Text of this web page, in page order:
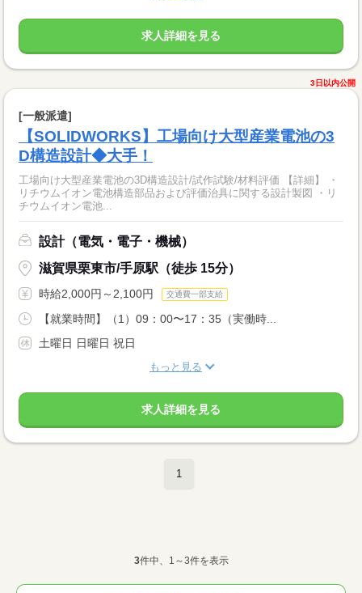
求人詳細を見る
3日以内公開
[一般派遣]
【SOLIDWORKS】工場向け大型産業電池の3
D構造設計◆大手！
工場向け大型産業電池の3D構造設計/試作試験/材料評価 【詳細】 ・
リチウムイオン電池構造部品および評価治具に関する設計製図 ・リ
チウムイオン電池...
設計（電気・電子・機械）
滋賀県栗東市/手原駅（徒歩 15分）
時給2,000円～2,100円 交通費一部支給
【就業時間】（1）09：00〜17：35（実働時...
土曜日 日曜日 祝日
もっと見る
求人詳細を見る
1
3件中、1～3件を表示